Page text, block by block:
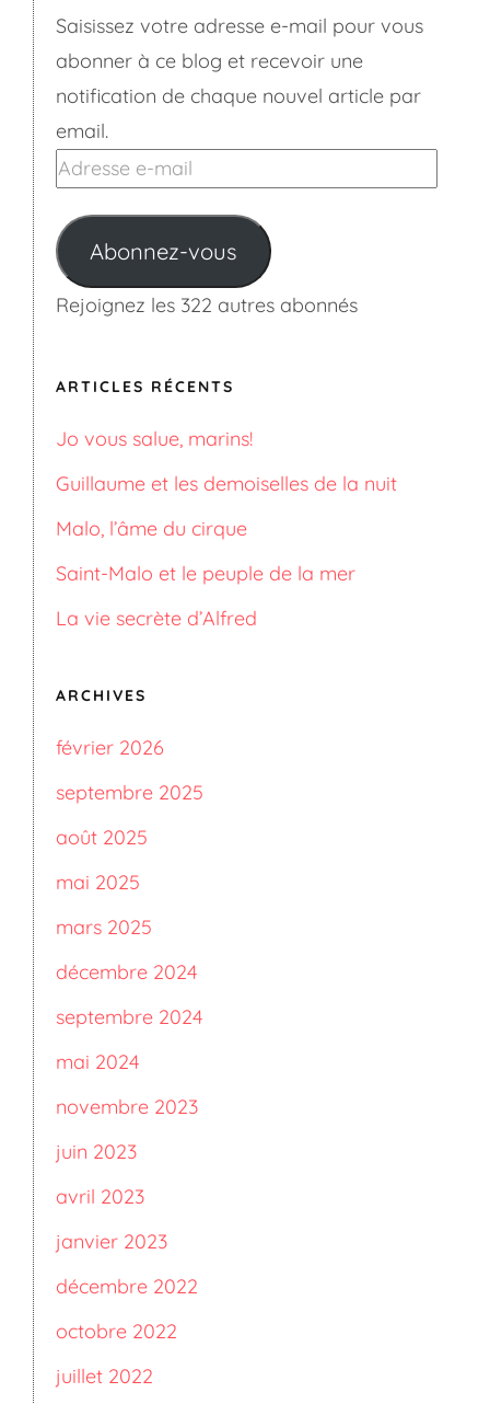
Saisissez votre adresse e-mail pour vous
abonner à ce blog et recevoir une
notification de chaque nouvel article par
email.
Adresse
mail
Abonnez-vous
Rejoignez les 322 autres abonnés
ARTICLES RÉCENTS
Jo vous salue, marins!
Guillaume et les demoiselles de la nuit
Malo, l’âme du cirque
Saint-Malo et le peuple de la mer
La vie secrète d’Alfred
ARCHIVES
février 2026
septembre 2025
août 2025
mai 2025
mars 2025
décembre 2024
septembre 2024
mai 2024
novembre 2023
juin 2023
avril 2023
janvier 2023
décembre 2022
octobre 2022
juillet 2022